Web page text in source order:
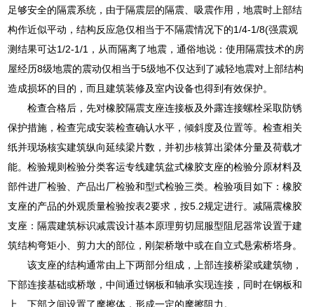
足够安全的隔震系统，由于隔震层的隔震、吸震作用，地震时上部结
构作近似平动，结构反应急仅相当于不隔震情况下的1/4-1/8(强震观
测结果可达1/2-1/1，从而隔离了地震，通俗地说：使用隔震技术的房
屋经历8级地震的震动仅相当于5级地不仅达到了减轻地震对上部结构
造成损坏的目的，而且建筑装修及室内设备也得到有效保护。
检查合格后，先对橡胶隔震支座连接板及外露连接螺栓采取防锈
保护措施，检查完成安装检查确认水平，倾斜度及位置等。检查相关
纸并现场核实建筑纵向延续梁片数，并初步核算出梁体分量及荷载才
能。检验规则检验分类客运专线建筑盆式橡胶支座的检验分原材料及
部件进厂检验、产品出厂检验和型式检验三类。检验项目如下：橡胶
支座的产品的外观质量检验按表2要求，按5.2规定进行。减隔震橡胶
支座：隔震建筑标识减震设计基本原理剪切屈服型阻尼器常设置于建
筑结构弯矩小、剪力大的部位，刚架桥墩中或在自立式悬索桥塔身。
该支座的结构通常由上下两部分组成，上部连接桥梁或建筑物，
下部连接基础或桥墩，中间通过钢板和轴承实现连接，同时在钢板和
上、下部之间设置了摩擦体，形成一定的摩擦阻力。